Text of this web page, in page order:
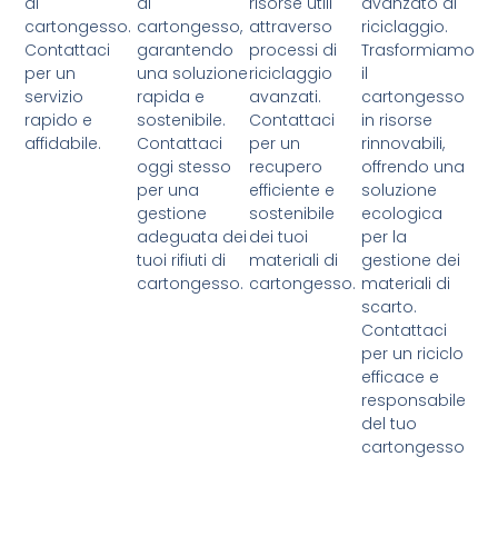
cartongesso.
Contattaci
per un
servizio
rapido e
affidabile.
cartongesso,
garantendo
una soluzione
rapida e
sostenibile.
Contattaci
oggi stesso
per una
gestione
adeguata dei
tuoi rifiuti di
cartongesso.
attraverso
processi di
riciclaggio
avanzati.
Contattaci
per un
recupero
efficiente e
sostenibile
dei tuoi
materiali di
cartongesso.
riciclaggio.
Trasformiamo
il
cartongesso
in risorse
rinnovabili,
offrendo una
soluzione
ecologica
per la
gestione dei
materiali di
scarto.
Contattaci
per un riciclo
efficace e
responsabile
del tuo
cartongesso